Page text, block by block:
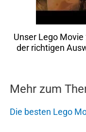
Unser Lego
der richtigen
Mehr zum
Die besten Lego